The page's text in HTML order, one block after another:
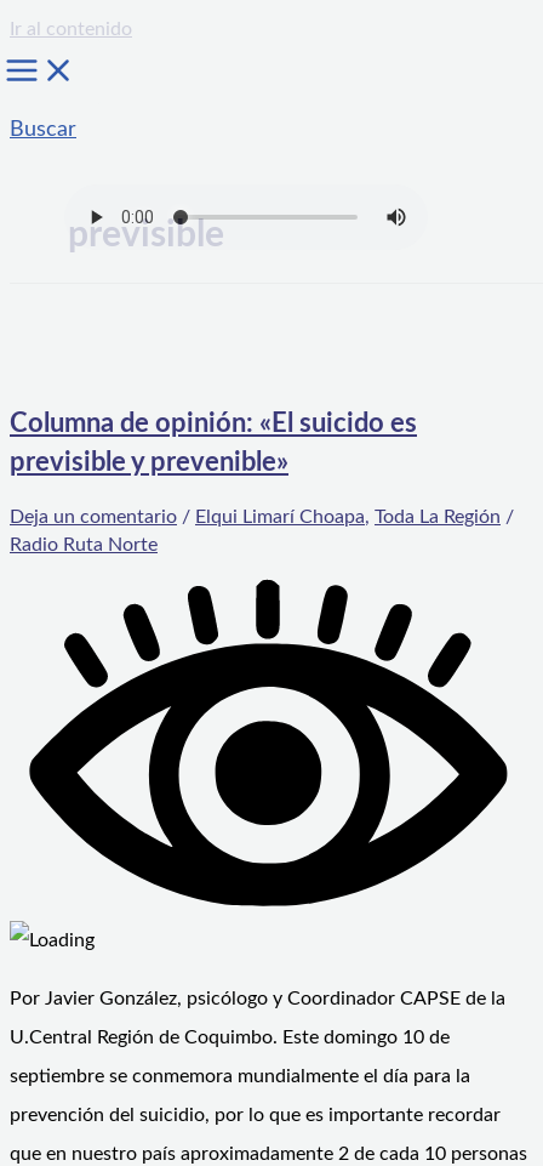
Ir al contenido
Buscar
previsible
Columna de opinión: «El suicido es
previsible y prevenible»
Deja un comentario / Elqui Limarí Choapa, Toda La Región /
Radio Ruta Norte
Por Javier González, psicólogo y Coordinador CAPSE de la
U.Central Región de Coquimbo. Este domingo 10 de
septiembre se conmemora mundialmente el día para la
prevención del suicidio, por lo que es importante recordar
que en nuestro país aproximadamente 2 de cada 10 personas